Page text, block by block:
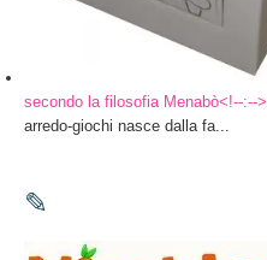
secondo la filosofia Menabò<!--:-->
arredo-giochi nasce dalla fa...
✎